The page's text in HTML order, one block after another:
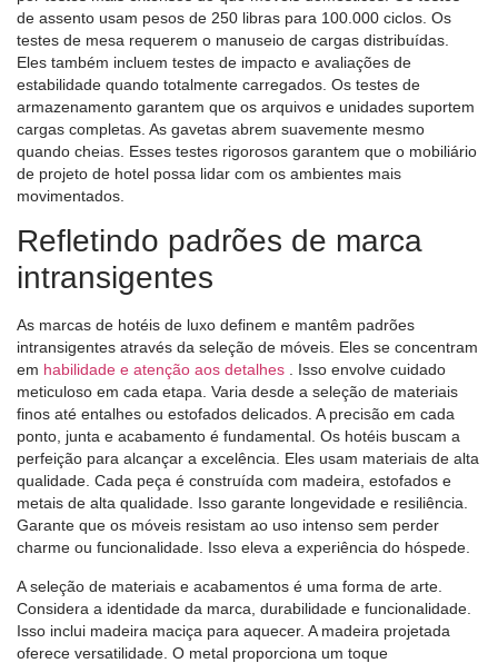
de assento usam pesos de 250 libras para 100.000 ciclos. Os
testes de mesa requerem o manuseio de cargas distribuídas.
Eles também incluem testes de impacto e avaliações de
estabilidade quando totalmente carregados. Os testes de
armazenamento garantem que os arquivos e unidades suportem
cargas completas. As gavetas abrem suavemente mesmo
quando cheias. Esses testes rigorosos garantem que o mobiliário
de projeto de hotel possa lidar com os ambientes mais
movimentados.
Refletindo padrões de marca
intransigentes
As marcas de hotéis de luxo definem e mantêm padrões
intransigentes através da seleção de móveis. Eles se concentram
em habilidade e atenção aos detalhes . Isso envolve cuidado
meticuloso em cada etapa. Varia desde a seleção de materiais
finos até entalhes ou estofados delicados. A precisão em cada
ponto, junta e acabamento é fundamental. Os hotéis buscam a
perfeição para alcançar a excelência. Eles usam materiais de alta
qualidade. Cada peça é construída com madeira, estofados e
metais de alta qualidade. Isso garante longevidade e resiliência.
Garante que os móveis resistam ao uso intenso sem perder
charme ou funcionalidade. Isso eleva a experiência do hóspede.
A seleção de materiais e acabamentos é uma forma de arte.
Considera a identidade da marca, durabilidade e funcionalidade.
Isso inclui madeira maciça para aquecer. A madeira projetada
oferece versatilidade. O metal proporciona um toque